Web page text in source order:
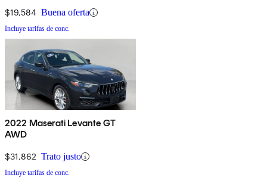
$19,584 Buena oferta
Incluye tarifas de conc.
2022 Maserati Levante GT
AWD
$31,862 Trato justo
Incluye tarifas de conc.